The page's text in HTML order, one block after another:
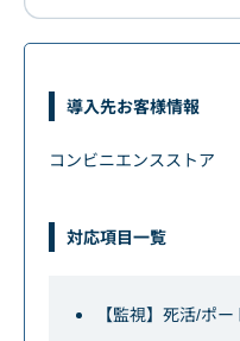
導入先お客様情報
コンビニエンスストア
対応項目一覧
【監視】死活/ポ